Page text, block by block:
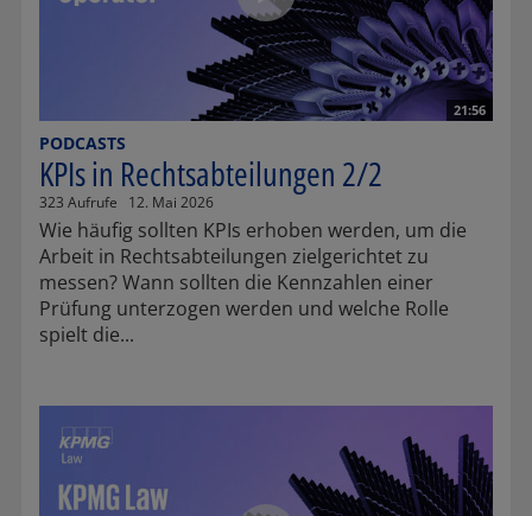
21:56
PODCASTS
KPIs in Rechtsabteilungen 2/2
323 Aufrufe 12. Mai 2026
Wie häufig sollten KPIs erhoben werden, um die
Arbeit in Rechtsabteilungen zielgerichtet zu
messen? Wann sollten die Kennzahlen einer
Prüfung unterzogen werden und welche Rolle
spielt die...